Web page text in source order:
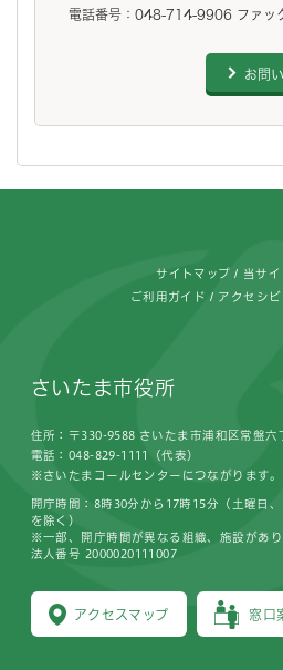
電話番号：048-714-9906 ファ
お問
サイトマップ 当サ
ご利用ガイド アクセシ
さいたま市役所
住所：〒330-9588 さいたま市浦和区常盤六
電話：048-829-1111（代表）
※さいたまコールセンターにつながります。
アクセスマップ 窓口
開庁時間：8時30分から17時15分（土曜日
を除く）
※一部、開庁時間が異なる組織、施設があり
法人番号 2000020111007